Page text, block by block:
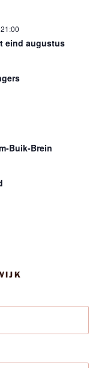
eind augustus
Buik-Brein